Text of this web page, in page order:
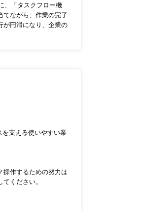
、「タスクフロー機
てながら、作業の完了
が円滑になり、企業の
を支える使いやすい業
操作するための努力は
ください。